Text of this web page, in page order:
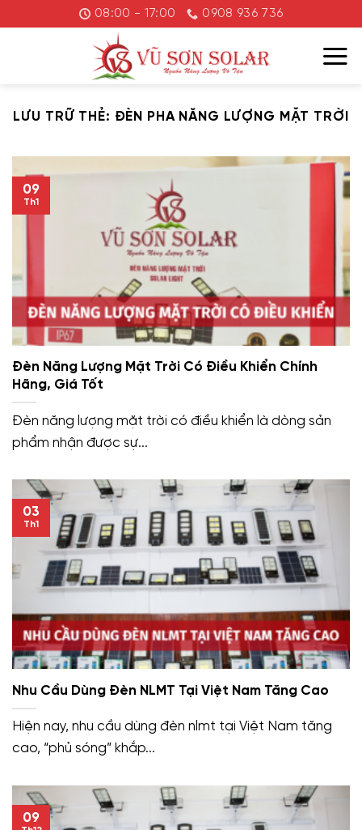
đến
08:00 - 17:00 0908 936 736
LƯU TRỮ THẺ: ĐÈN PHA NĂNG LƯỢNG MẶT TRỜI
Đèn Năng Lượng Mặt Trời Có Điều Khiển Chính
Hãng, Giá Tốt
Đèn năng lượng mặt trời có điều khiển là dòng sản
phẩm nhận được sự...
09
Th1
Nhu Cầu Dùng Đèn NLMT Tại Việt Nam Tăng Cao
Hiện nay, nhu cầu dùng đèn nlmt tại Việt Nam tăng
cao, “phủ sóng” khắp...
03
Th1
09